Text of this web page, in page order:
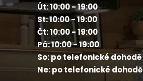
Út: 10:00 - 19:00
St: 10:00 - 19:00
Čt: 10:00 - 19:00
Pá: 10:00 - 19:00
So: po telefonické dohodě
Ne: po telefonické dohodě